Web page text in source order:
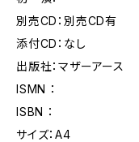
別売CD：別売CD有
添付CD：なし
出版社：マザーアース
ISMN ：
ISBN ：
サイズ：A4